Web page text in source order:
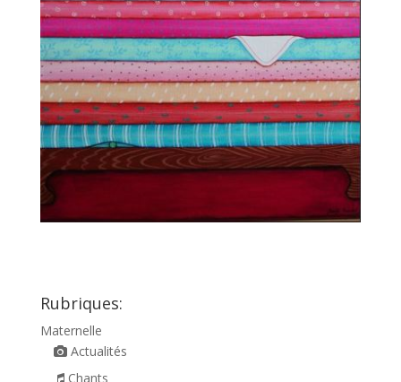
Rubriques:
Maternelle
Actualités
Chants